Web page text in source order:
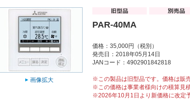
画像拡大
PAR-40MA
価格：35,000円（税別）
発売日：2018年05月14日
JANコード：4902901842818
※この製品は旧型品です。価格は販
※この価格は事業者様向けの積算見
※2026年10月1日より新価格に改定